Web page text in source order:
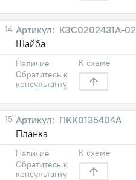
14
КЗС0202431А-02
Шайба
Наличие
Обратитесь к
консультанту
К схеме
15
ПКК0135404А
Планка
Наличие
Обратитесь к
консультанту
К схеме